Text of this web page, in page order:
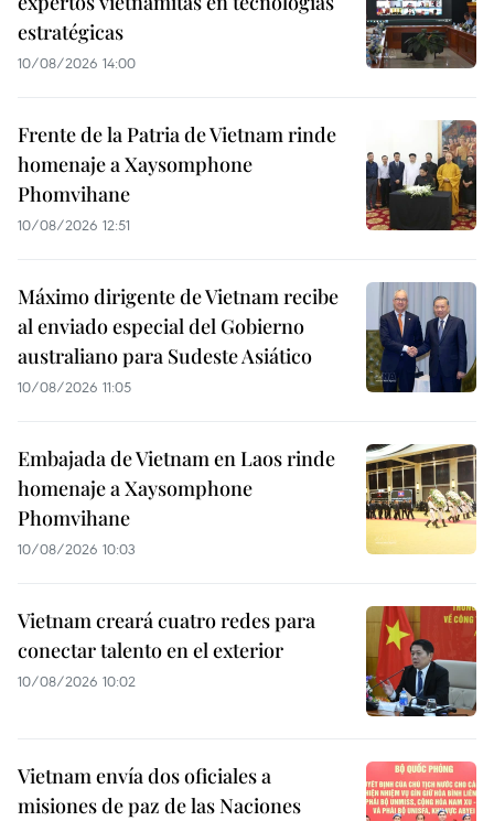
estratégicas
10/08/2026 14:00
Frente de la Patria de Vietnam rinde
homenaje a Xaysomphone
Phomvihane
10/08/2026 12:51
Máximo dirigente de Vietnam recibe
al enviado especial del Gobierno
australiano para Sudeste Asiático
10/08/2026 11:05
Embajada de Vietnam en Laos rinde
homenaje a Xaysomphone
Phomvihane
10/08/2026 10:03
Vietnam creará cuatro redes para
conectar talento en el exterior
10/08/2026 10:02
Vietnam envía dos oficiales a
misiones de paz de las Naciones